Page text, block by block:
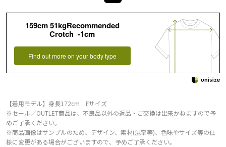
159cm 51kgRecommended
Crotch -1cm
Find out more on your body type
【着用モデル】身長172cm Fサイズ
※セール／OUTLET商品は、不良品以外の返品・ご交換は出来かねますので予
めご了承ください。
※商品画像はサンプルのため、デザイン、素材(混率等)、色味やサイズ等の仕
様に変更がある場合がございますので、予めご了承ください。